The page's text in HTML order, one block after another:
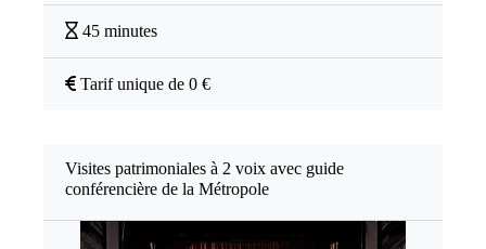
45 minutes
Tarif unique de 0 €
Visites patrimoniales à 2 voix avec guide
conférencière de la Métropole